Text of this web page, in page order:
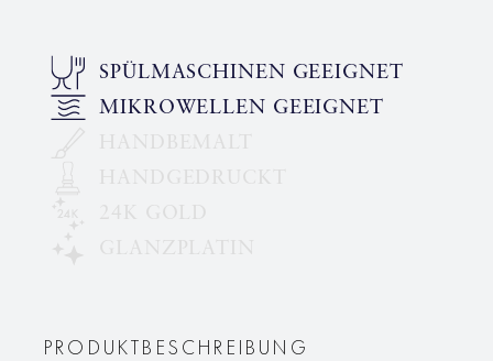
SPÜLMASCHINEN GEEIGNET
MIKROWELLEN GEEIGNET
PRODUKTBESCHREIBUNG